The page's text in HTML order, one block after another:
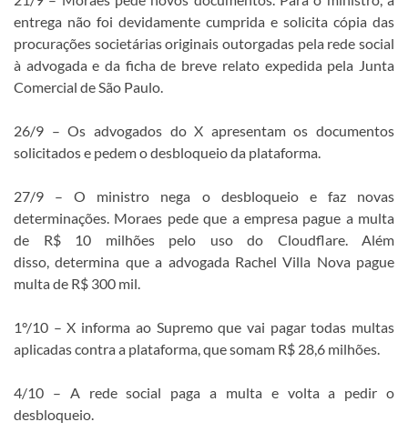
entrega não foi devidamente cumprida e solicita cópia das
procurações societárias originais outorgadas pela rede social
à advogada e da ficha de breve relato expedida pela Junta
Comercial de São Paulo.
26/9 – Os advogados do X apresentam os documentos
solicitados e pedem o desbloqueio da plataforma.
27/9 – O ministro nega o desbloqueio e faz novas
determinações. Moraes pede que a empresa pague a multa
de R$ 10 milhões pelo uso do Cloudflare. Além
disso, determina que a advogada Rachel Villa Nova pague
multa de R$ 300 mil.
1°/10 – X informa ao Supremo que vai pagar todas multas
aplicadas contra a plataforma, que somam R$ 28,6 milhões.
4/10 – A rede social paga a multa e volta a pedir o
desbloqueio.